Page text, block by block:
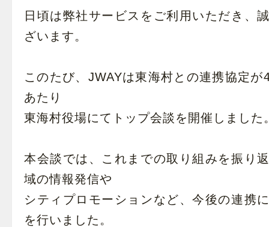
日頃は弊社サービスをご利用いただき、
ざいます。
このたび、JWAYは東海村との連携協定が
あたり
東海村役場にてトップ会談を開催しました
本会談では、これまでの取り組みを振り
域の情報発信や
シティプロモーションなど、今後の連携
を行いました。